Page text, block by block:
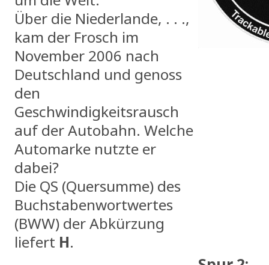
Über die Niederlande, . . .,
kam der Frosch im
November 2006 nach
Deutschland und genoss
den
Geschwindigkeitsrausch
auf der Autobahn. Welche
Automarke nutzte er
dabei?
Die QS (Quersumme) des
Buchstabenwortwertes
(BWW) der Abkürzung
liefert H.